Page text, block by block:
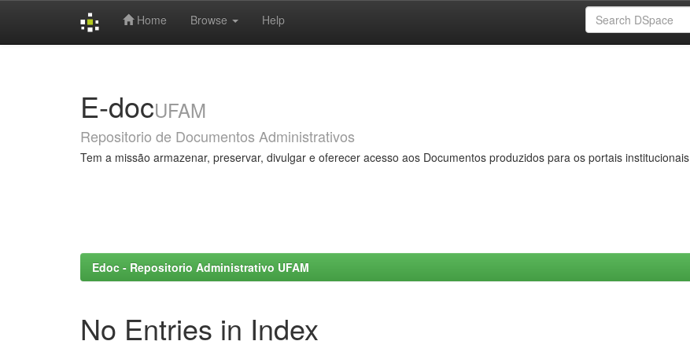
Home Browse Help
E-docUFAM
Repositorio de Documentos Administrativos
Tem a missão armazenar, preservar, divulgar e oferecer acesso aos Documentos produzidos para os portais institucionais
Edoc - Repositorio Administrativo UFAM
No Entries in Index